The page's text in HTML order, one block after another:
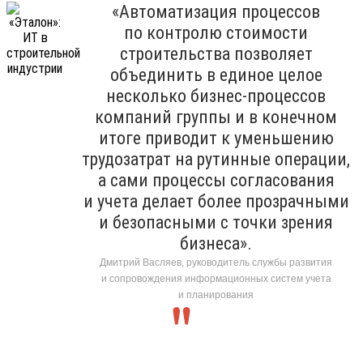
«Автоматизация процессов
по контролю стоимости
строительства позволяет
объединить в единое целое
несколько бизнес-процессов
компаний группы и в конечном
итоге приводит к уменьшению
трудозатрат на рутинные операции,
а сами процессы согласования
и учета делает более прозрачными
и безопасными с точки зрения
бизнеса».
Дмитрий Васляев, руководитель службы развития
и сопровождения информационных систем учета
и планирования